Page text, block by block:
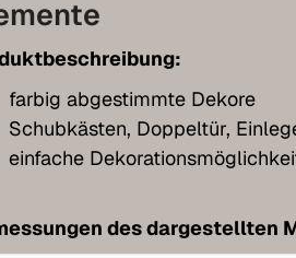
farbig abgestimmte Dekore
Schubkästen, Doppeltür,
einfache
des dargestellten